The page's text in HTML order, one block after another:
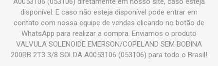
disponível. E caso não esteja disponível pode entrar em
contato com nossa equipe de vendas clicando no botão de
WhatsApp para realizar a compra. Enviamos o produto
VALVULA SOLENOIDE EMERSON/COPELAND SEM BOBINA
200RB 2T3 3/8 SOLDA A0053106 (053106) para todo o Brasil!